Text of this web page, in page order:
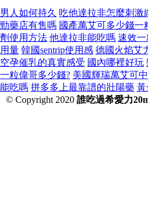
男人如何持久 吃他達拉非怎麼刺激
勁藥店有售嗎 國產萬艾可多少錢一
劑使用方法 他達拉非能吃嗎 速效一
用量 韓國sentrip使用感 德國火焰艾
空孕催乳的真實感受 國內哪裡好玩
一粒偉哥多少錢? 美國輝瑞萬艾可
能吃嗎 拼多多上最靠譜的壯陽藥 黃
© Copyright 2020 誰吃過希愛力